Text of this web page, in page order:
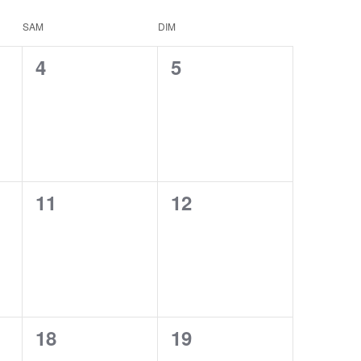
SAM DIM
0
4
0
5
0
11
0
12
0
18
0
19